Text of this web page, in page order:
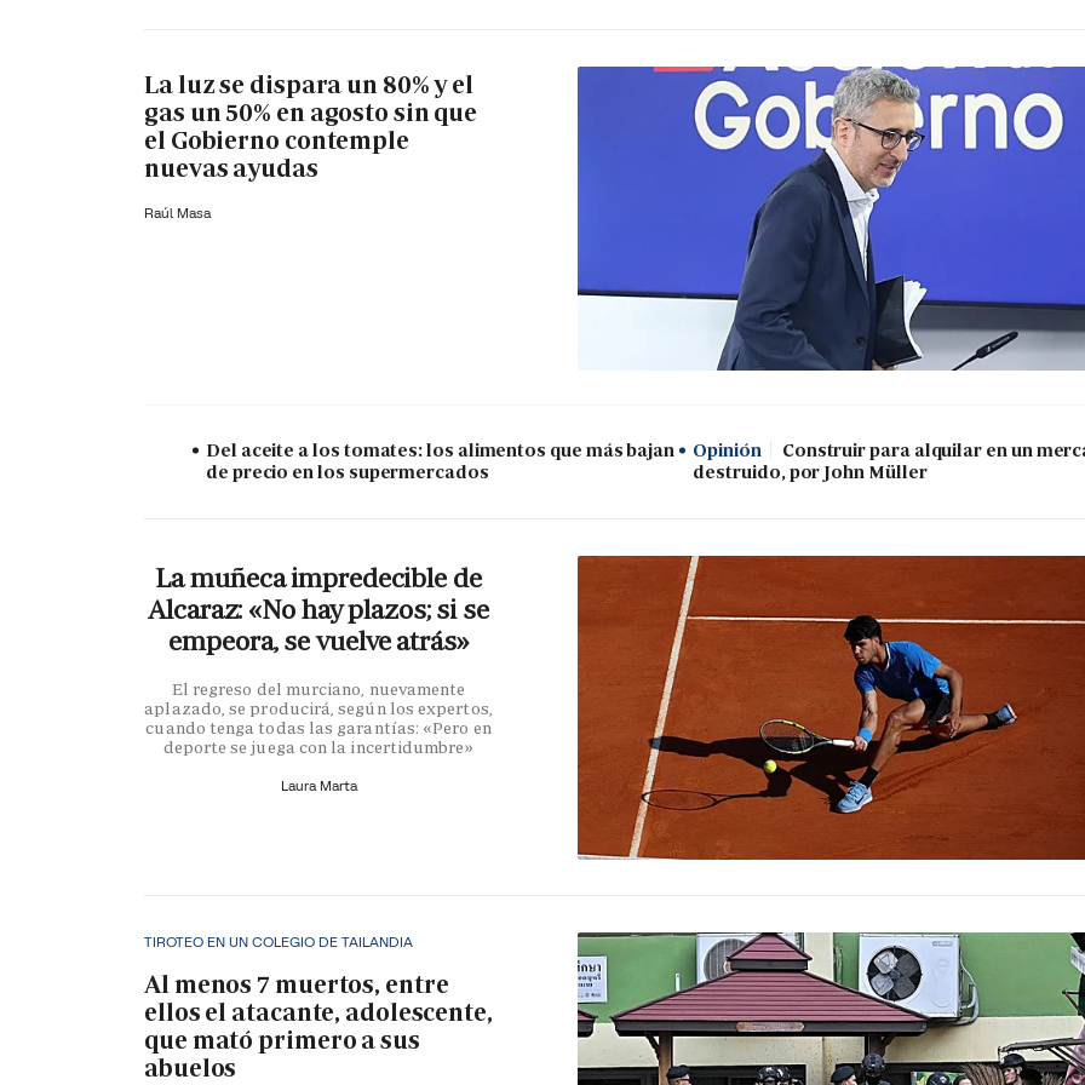
La luz se dispara un 80% y el
gas un 50% en agosto sin que
el Gobierno contemple
nuevas ayudas
Raúl Masa
Del aceite a los tomates: los alimentos que más bajan
de precio en los supermercados
Opinión
Construir para alquilar en un
destruido, por John Müller
La muñeca impredecible de
Alcaraz: «No hay plazos; si se
empeora, se vuelve atrás»
El regreso del murciano, nuevamente
aplazado, se producirá, según los expertos,
cuando tenga todas las garantías: «Pero en
deporte se juega con la incertidumbre»
Laura Marta
TIROTEO EN UN COLEGIO DE TAILANDIA
Al menos 7 muertos, entre
ellos el atacante, adolescente,
que mató primero a sus
abuelos